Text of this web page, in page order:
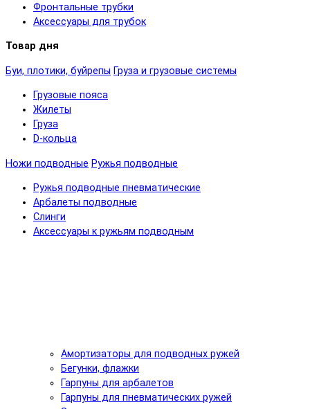
Фронтальные трубки
Аксессуары для трубок
Товар дня
Буи, плотики, буйрепы Груза и грузовые системы
Грузовые пояса
Жилеты
Груза
D-кольца
Ножи подводные Ружья подводные
Ружья подводные пневматические
Арбалеты подводные
Слинги
Аксессуары к ружьям подводным
Амортизаторы для подводных ружей
Бегунки, флажки
Гарпуны для арбалетов
Гарпуны для пневматических ружей